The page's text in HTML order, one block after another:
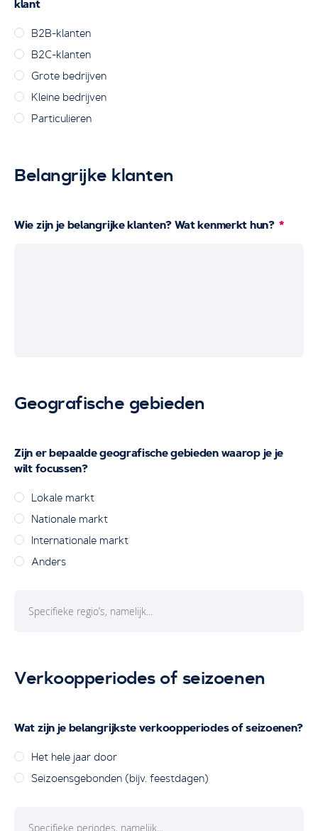
klant
B2B-klanten
B2C-klanten
Grote bedrijven
Kleine bedrijven
Particulieren
Belangrijke klanten
Wie zijn je belangrijke klanten? Wat kenmerkt hun?
Geografische gebieden
Zijn er bepaalde geografische gebieden waarop je je
wilt focussen?
Lokale markt
Nationale markt
Internationale markt
Anders
Verkoopperiodes of seizoenen
Wat zijn je belangrijkste verkoopperiodes of seizoenen?
Het hele jaar door
Seizoensgebonden (bijv. feestdagen)